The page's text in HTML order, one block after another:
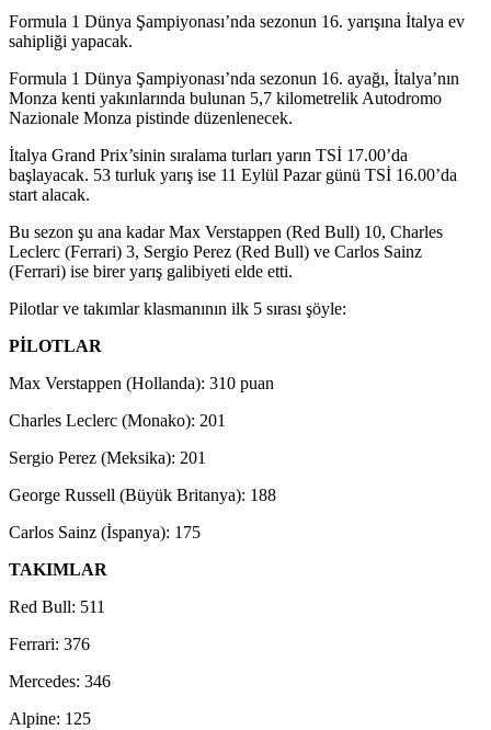
Formula 1 Dünya Şampiyonası’nda sezonun 16. yarışına İtalya ev
sahipliği yapacak.
Formula 1 Dünya Şampiyonası’nda sezonun 16. ayağı, İtalya’nın
Monza kenti yakınlarında bulunan 5,7 kilometrelik Autodromo
Nazionale Monza pistinde düzenlenecek.
İtalya Grand Prix’sinin sıralama turları yarın TSİ 17.00’da
başlayacak. 53 turluk yarış ise 11 Eylül Pazar günü TSİ 16.00’da
start alacak.
Bu sezon şu ana kadar Max Verstappen (Red Bull) 10, Charles
Leclerc (Ferrari) 3, Sergio Perez (Red Bull) ve Carlos Sainz
(Ferrari) ise birer yarış galibiyeti elde etti.
Pilotlar ve takımlar klasmanının ilk 5 sırası şöyle:
PİLOTLAR
Max Verstappen (Hollanda): 310 puan
Charles Leclerc (Monako): 201
Sergio Perez (Meksika): 201
George Russell (Büyük Britanya): 188
Carlos Sainz (İspanya): 175
TAKIMLAR
Red Bull: 511
Ferrari: 376
Mercedes: 346
Alpine: 125